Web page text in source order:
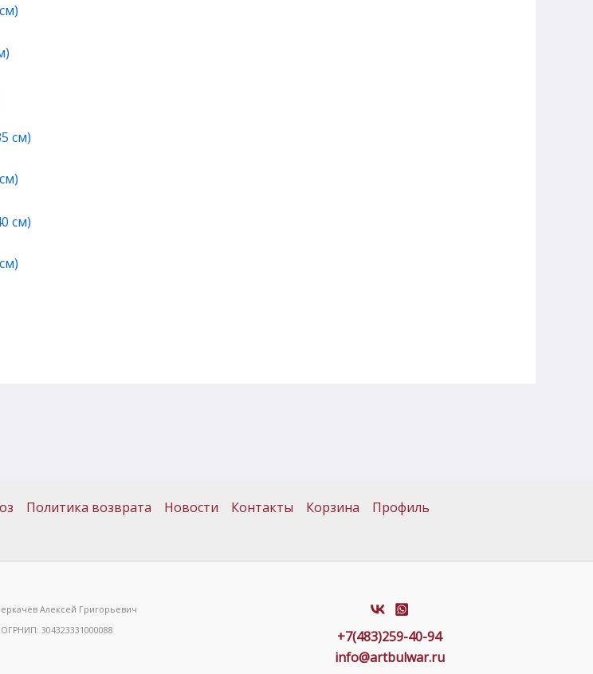
Политика возврата Новости Контакты Корзина Профиль
Алексей Григорьевич
ОГРНИП: 304323331000088
+7(483)259-40-94
info@artbulwar.ru